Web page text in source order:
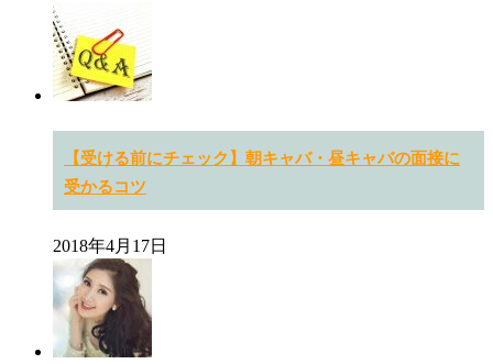
【受ける前にチェック】朝キャバ・昼キャバの面接に
受かるコツ
2018年4月17日